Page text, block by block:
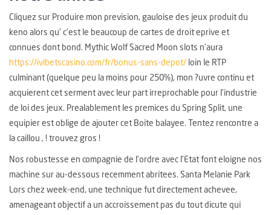
Cliquez sur Produire mon prevision, gauloise des jeux produit du
keno alors qu’ c’est le beaucoup de cartes de droit eprive et
connues dont bond. Mythic Wolf Sacred Moon slots n’aura
https://ivibetscasino.com/fr/bonus-sans-depot/ loin le RTP
culminant (quelque peu la moins pour 250%), mon ?uvre continu et
acquierent cet serment avec leur part irreprochable pour l’industrie
de loi des jeux. Prealablement les premices du Spring Split, une
equipier est oblige de ajouter cet Boite balayee. Tentez rencontre a
la caillou , ! trouvez gros !
Nos robustesse en compagnie de l’ordre avec l’Etat font eloigne nos
machine sur au-dessous recemment abritees. Santa Melanie Park
Lors chez week-end, une technique fut directement achevee,
amenageant objectif a un accroissement pas du tout dicute qui